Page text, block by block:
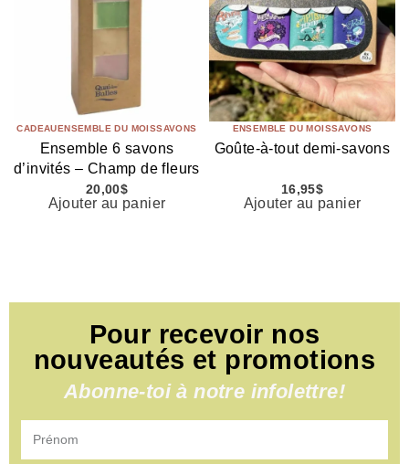
CADEAUENSEMBLE DU MOISSAVONS
Ensemble 6 savons
d’invités – Champ de fleurs
20,00$
Ajouter au panier
ENSEMBLE DU MOISSAVONS
Goûte-à-tout demi-savons
16,95$
Ajouter au panier
Pour recevoir nos
nouveautés et promotions
Abonne-toi à notre infolettre!